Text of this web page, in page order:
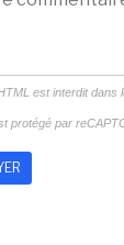
est interdit dans
protégé par